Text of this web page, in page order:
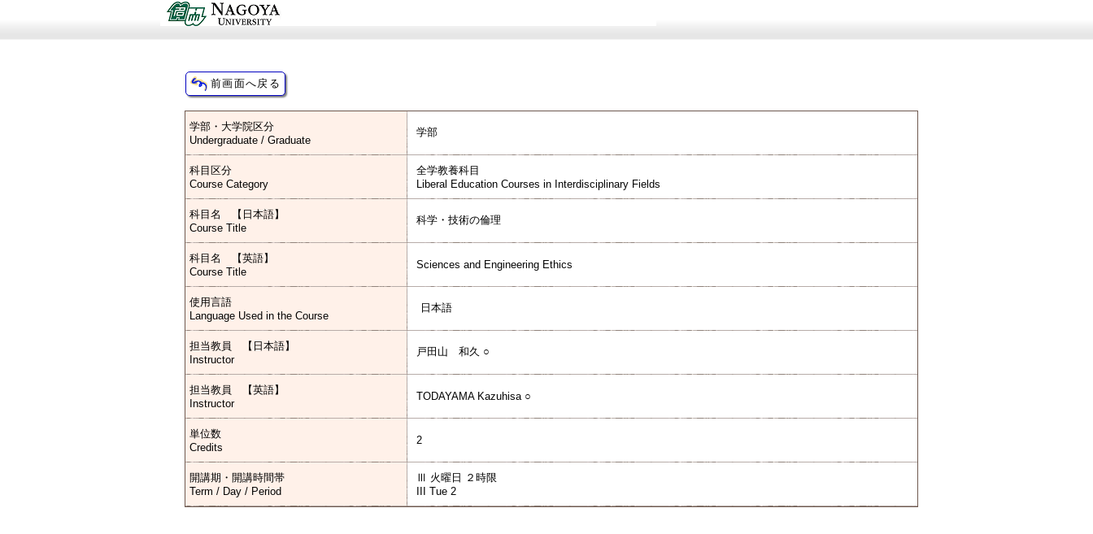
学部・大学院区分
Undergraduate / Graduate
学部
科目区分
Course Category
全学教養科目
Liberal Education Courses in Interdisciplinary Fields
科目名 【日本語】
Course Title
科学・技術の倫理
科目名 【英語】
Course Title
Sciences and Engineering Ethics
使用言語
Language Used in the Course
日本語
担当教員 【日本語】
Instructor
戸田山 和久 ○
担当教員 【英語】
Instructor
TODAYAMA Kazuhisa ○
単位数
Credits
2
開講期・開講時間帯
Term / Day / Period
Ⅲ 火曜日 ２時限
III Tue 2